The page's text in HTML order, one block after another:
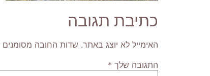
כתיבת תגובה
האימייל לא יוצג באתר. שדות החובה מסומנים
התגובה שלך *